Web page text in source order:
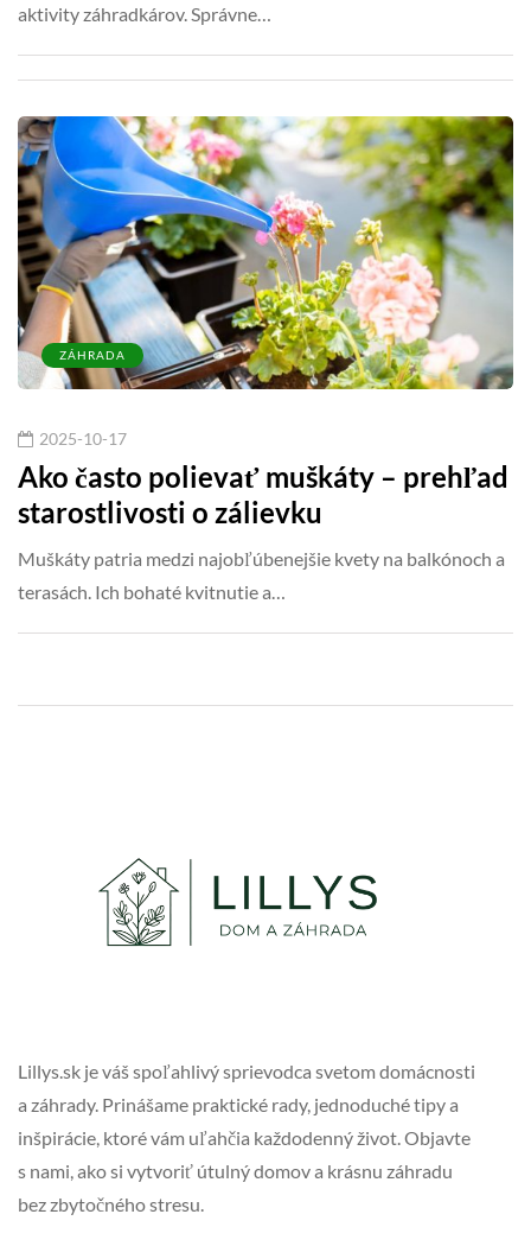
aktivity záhradkárov. Správne…
ZÁHRADA
2025-10-17
Ako často polievať muškáty – prehľad
starostlivosti o zálievku
Muškáty patria medzi najobľúbenejšie kvety na balkónoch a
terasách. Ich bohaté kvitnutie a…
Lillys.sk je váš spoľahlivý sprievodca svetom domácnosti
a záhrady. Prinášame praktické rady, jednoduché tipy a
inšpirácie, ktoré vám uľahčia každodenný život. Objavte
s nami, ako si vytvoriť útulný domov a krásnu záhradu
bez zbytočného stresu.